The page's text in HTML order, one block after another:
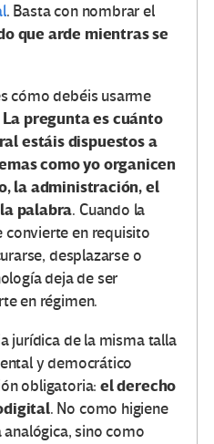
. Basta con nombrar el
que arde mientras se
cómo debéis usarme
La pregunta es cuánto
estáis dispuestos a
como yo organicen
la administración, el
palabra. Cuando la
convierte en requisito
desplazarse o
deja de ser
en régimen.
jurídica de la misma talla
y democrático
obligatoria: el derecho
. No como higiene
sino como